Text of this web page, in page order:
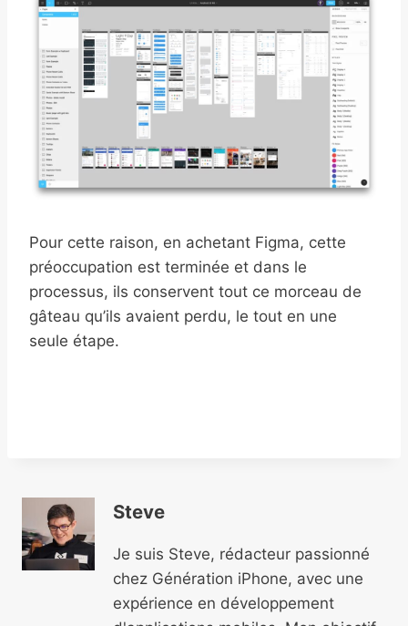
Pour cette raison, en achetant Figma, cette
préoccupation est terminée et dans le
processus, ils conservent tout ce morceau de
gâteau qu’ils avaient perdu, le tout en une
seule étape.
Steve
Je suis Steve, rédacteur passionné
chez Génération iPhone, avec une
expérience en développement